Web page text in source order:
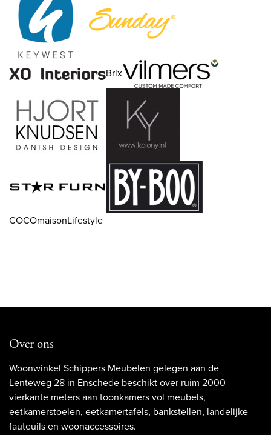
Brix
COCOmaisonLifestyle
Over ons
Woonwinkel Schippers Meubelen gelegen aan de
Lenteweg 28 in Enschede beschikt over ruim 2000
vierkante meters aan toonkamers vol meubels,
eetkamerstoelen, eetkamertafels, bankstellen, landelijke
fauteuils en woonaccessoires.